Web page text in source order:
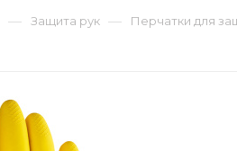
— Защита рук — Перчатки для